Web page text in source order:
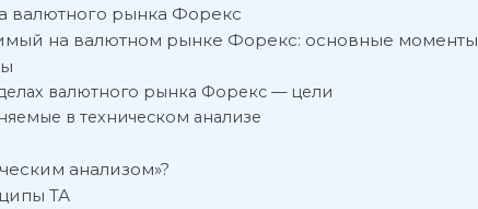
валютного рынка Форекс
на валютном рынке Форекс: основные моменты
валютного рынка Форекс — цели
в техническом анализе
анализом»?
ТА